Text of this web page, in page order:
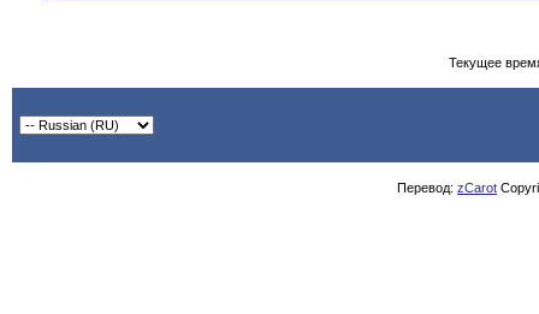
Текущее
Перевод: zCarot